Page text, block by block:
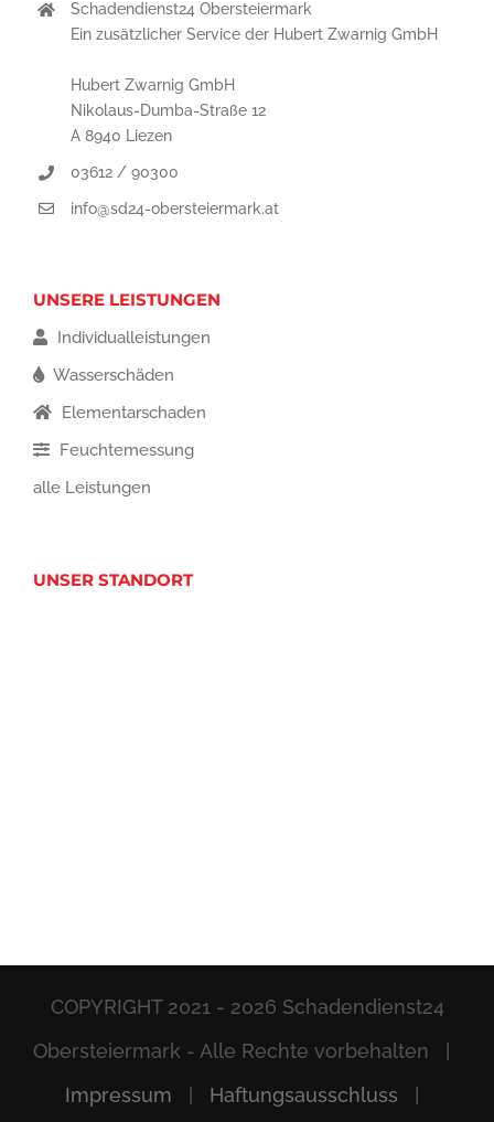
Schadendienst24 Obersteiermark
Ein zusätzlicher Service der Hubert Zwarnig GmbH
Hubert Zwarnig GmbH
Nikolaus-Dumba-Straße 12
A 8940 Liezen
03612 / 90300
info@sd24-obersteiermark.at
UNSERE LEISTUNGEN
Individualleistungen
Wasserschäden
Elementarschaden
Feuchtemessung
alle Leistungen
UNSER STANDORT
COPYRIGHT 2021 - 2026 Schadendienst24
Obersteiermark - Alle Rechte vorbehalten |
Impressum
Haftungsausschluss